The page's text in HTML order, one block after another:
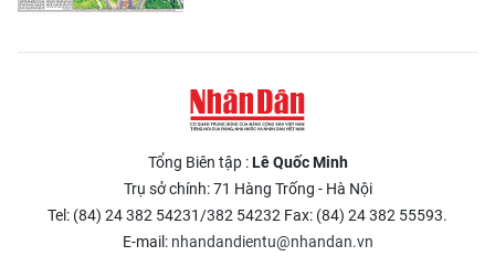
Tổng Biên tập :Lê Quốc Minh
Trụ sở chính: 71 Hàng Trống - Hà Nội
Tel: (84) 24 382 54231/382 54232 Fax: (84) 24 382 55593.
E-mail: nhandandientu@nhandan.vn